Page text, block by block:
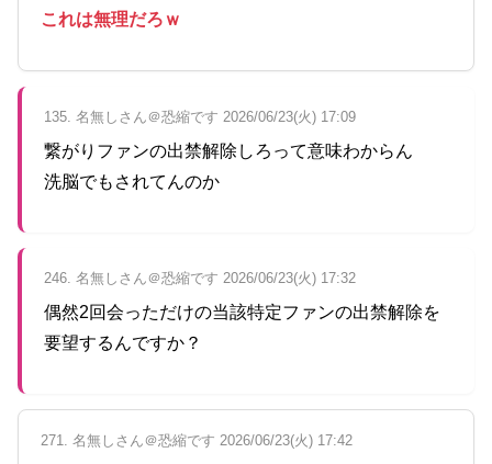
これは無理だろｗ
135. 名無しさん＠恐縮です 2026/06/23(火) 17:09
繋がりファンの出禁解除しろって意味わからん
洗脳でもされてんのか
246. 名無しさん＠恐縮です 2026/06/23(火) 17:32
偶然2回会っただけの当該特定ファンの出禁解除を
要望するんですか？
271. 名無しさん＠恐縮です 2026/06/23(火) 17:42